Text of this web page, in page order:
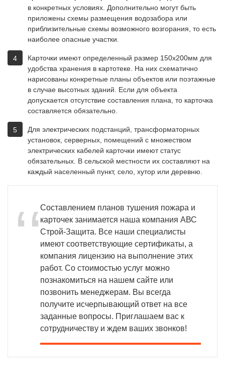
в конкретных условиях. Дополнительно могут быть
приложены схемы размещения водозабора или
приблизительные схемы возможного возгорания, то есть
наиболее опасные участки.
Карточки имеют определенный размер 150х200мм для
удобства хранения в картотеке. На них схематично
нарисованы конкретные планы объектов или поэтажные
в случае высотных зданий. Если для объекта
допускается отсутствие составления плана, то карточка
составляется обязательно.
Для электрических подстанций, трансформаторных
установок, серверных, помещений с множеством
электрических кабелей карточки имеют статус
обязательных. В сельской местности их составляют на
каждый населенный пункт, село, хутор или деревню.
Составлением планов тушения пожара и
карточек занимается наша компания АВС
Строй-Защита. Все наши специалисты
имеют соответствующие сертификаты, а
компания лицензию на выполнение этих
работ. Со стоимостью услуг можно
познакомиться на нашем сайте или
позвонить менеджерам. Вы всегда
получите исчерпывающий ответ на все
заданные вопросы. Приглашаем вас к
сотрудничеству и ждем ваших звонков!